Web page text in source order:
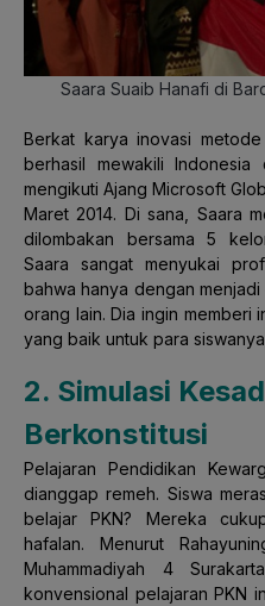
Saara Suaib Hanafi di
Berkat karya inovasi
berhasil mewakili Indonesia
mengikuti Ajang Microsoft
Maret 2014. Di sana, Saara
dilombakan bersama 5
Saara sangat menyukai
bahwa hanya dengan
orang lain. Dia ingin memberi
yang baik untuk para
2. Simulasi
Berkonstitusi
Pelajaran Pendidikan
dianggap remeh. Siswa
belajar PKN? Mereka
hafalan. Menurut
Muhammadiyah 4
konvensional pelajaran PKN